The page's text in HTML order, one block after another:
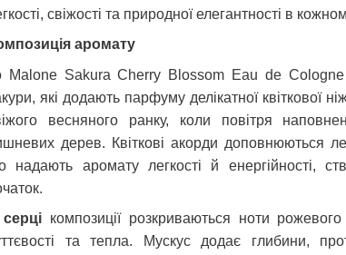
свіжості та природної елегантності в
аромату
Malone Sakura Cherry Blossom Eau de Cologne
які додають парфуму делікатної квіткової
весняного ранку, коли повітря
дерев. Квіткові акорди доповнюються
надають аромату легкості й енергійності,
композиції розкриваються ноти
та тепла. Мускус додає глибини,